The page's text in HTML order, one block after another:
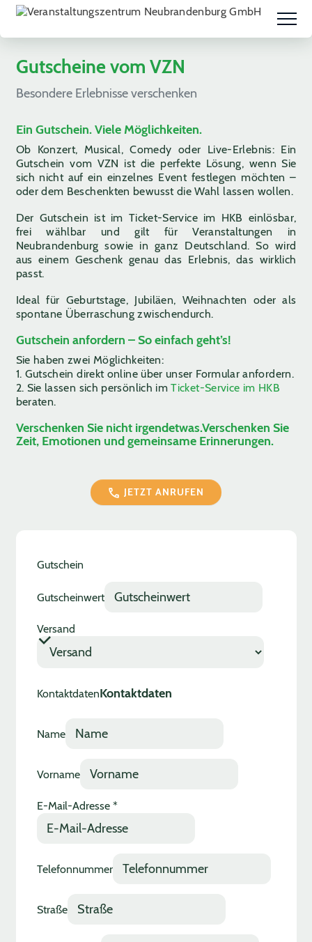
Gutscheine vom VZN
Besondere Erlebnisse verschenken
Ein Gutschein. Viele Möglichkeiten.
Ob Konzert, Musical, Comedy oder Live-Erlebnis: Ein
Gutschein vom VZN ist die perfekte Lösung, wenn Sie
sich nicht auf ein einzelnes Event festlegen möchten –
oder dem Beschenkten bewusst die Wahl lassen wollen.
Der Gutschein ist im Ticket-Service im HKB einlösbar,
frei wählbar und gilt für Veranstaltungen in
Neubrandenburg sowie in ganz Deutschland. So wird
aus einem Geschenk genau das Erlebnis, das wirklich
passt.
Ideal für Geburtstage, Jubiläen, Weihnachten oder als
spontane Überraschung zwischendurch.
Gutschein anfordern – So einfach geht’s!
Sie haben zwei Möglichkeiten:
1. Gutschein direkt online über unser Formular anfordern.
2. Sie lassen sich persönlich imTicket-Service im HKB
beraten.
Verschenken Sie nicht irgendetwas.Verschenken Sie
Zeit, Emotionen und gemeinsame Erinnerungen.
JETZT ANRUFEN
Gutschein
Gutscheinwert
Versand
Kontaktdaten
Name
Ort
Vorname
E-Mail-Adresse *
Telefonnummer
Straße